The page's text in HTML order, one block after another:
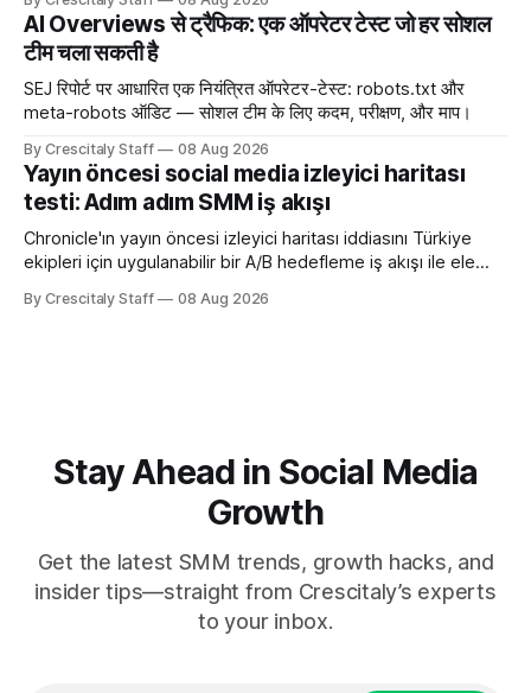
integrazione tecnica e crescita reale.
AI Overviews से ट्रैफिक: एक ऑपरेटर टेस्ट जो हर सोशल
टीम चला सकती है
SEJ रिपोर्ट पर आधारित एक नियंत्रित ऑपरेटर-टेस्ट: robots.txt और
meta-robots ऑडिट — सोशल टीम के लिए कदम, परीक्षण, और माप।
By Crescitaly Staff 08 Aug 2026
Yayın öncesi social media izleyici haritası
testi: Adım adım SMM iş akışı
Chronicle'ın yayın öncesi izleyici haritası iddiasını Türkiye
ekipleri için uygulanabilir bir A/B hedefleme iş akışı ile ele
By Crescitaly Staff 08 Aug 2026
Stay Ahead in Social Media
Growth
Get the latest SMM trends, growth hacks, and
insider tips—straight from Crescitaly’s experts
to your inbox.